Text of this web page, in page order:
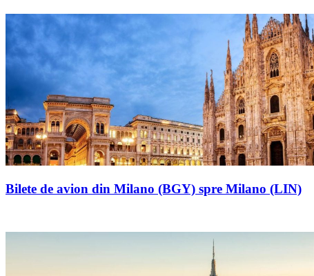
Bilete de avion din Milano (BGY) spre Milano (LIN)